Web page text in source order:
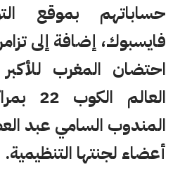
حساباتهم بموقع
فايسبوك، إضافة إلى
احتضان المغرب
المندوب السامي عبد
أعضاء لجنتها التنظيمية.